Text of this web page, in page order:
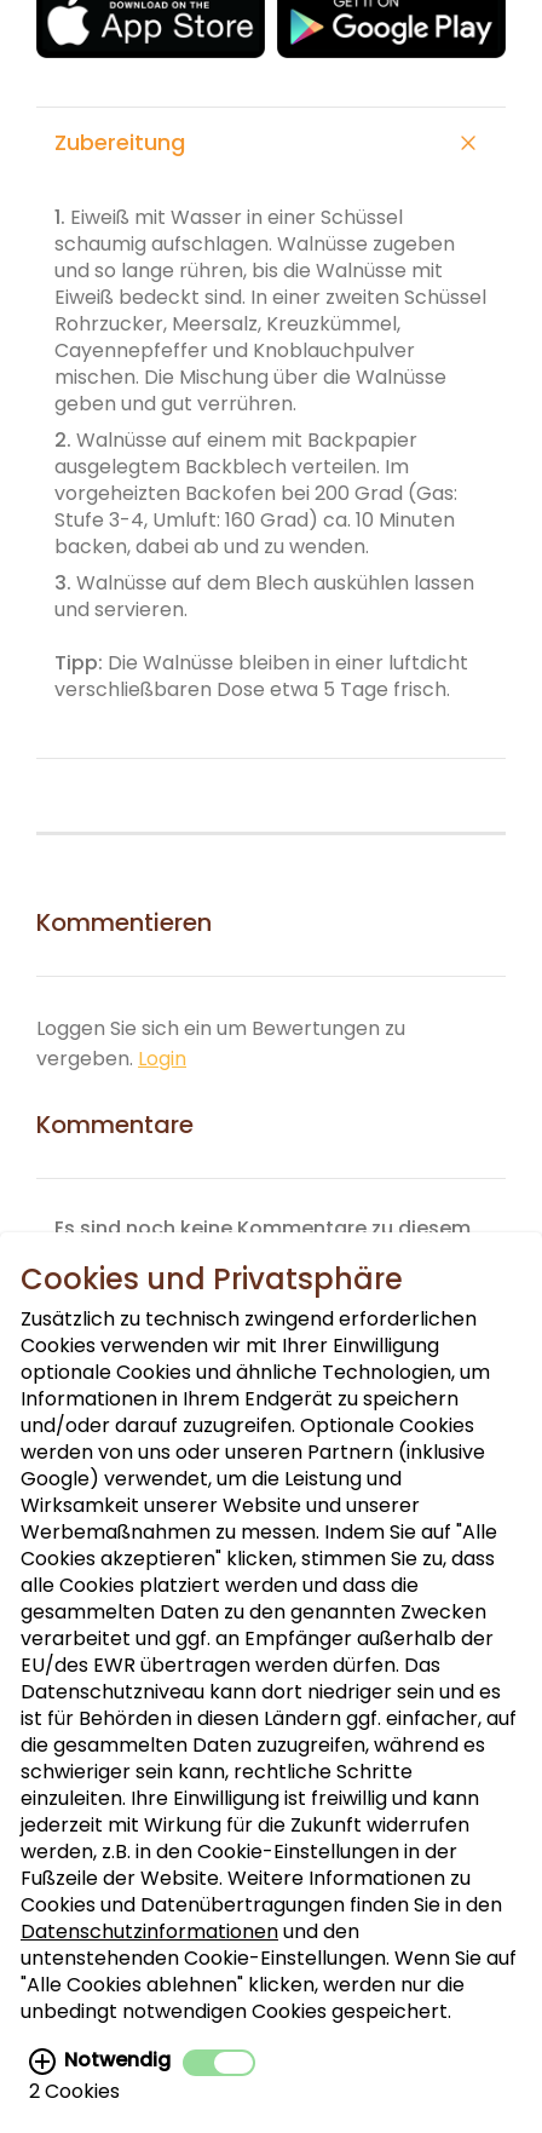
Zubereitung
1. Eiweiß mit Wasser in einer Schüssel
schaumig aufschlagen. Walnüsse zugeben
und so lange rühren, bis die Walnüsse mit
Eiweiß bedeckt sind. In einer zweiten Schüssel
Rohrzucker, Meersalz, Kreuzkümmel,
Cayennepfeffer und Knoblauchpulver
mischen. Die Mischung über die Walnüsse
geben und gut verrühren.
2. Walnüsse auf einem mit Backpapier
ausgelegtem Backblech verteilen. Im
vorgeheizten Backofen bei 200 Grad (Gas:
Stufe 3-4, Umluft: 160 Grad) ca. 10 Minuten
backen, dabei ab und zu wenden.
3. Walnüsse auf dem Blech auskühlen lassen
und servieren.
Tipp: Die Walnüsse bleiben in einer luftdicht
verschließbaren Dose etwa 5 Tage frisch.
Kommentieren
Loggen Sie sich ein um Bewertungen zu
vergeben. Login
Kommentare
Es sind noch keine Kommentare zu diesem
NUSSLETTER ABONNIEREN
MEIN KOCHBUCH
Cookies und Privatsphäre
Zusätzlich zu technisch zwingend erforderlichen
Cookies verwenden wir mit Ihrer Einwilligung
optionale Cookies und ähnliche Technologien, um
Informationen in Ihrem Endgerät zu speichern
und/oder darauf zuzugreifen. Optionale Cookies
werden von uns oder unseren Partnern (inklusive
Google) verwendet, um die Leistung und
Wirksamkeit unserer Website und unserer
Werbemaßnahmen zu messen. Indem Sie auf "Alle
Cookies akzeptieren" klicken, stimmen Sie zu, dass
alle Cookies platziert werden und dass die
gesammelten Daten zu den genannten Zwecken
verarbeitet und ggf. an Empfänger außerhalb der
EU/des EWR übertragen werden dürfen. Das
Datenschutzniveau kann dort niedriger sein und es
ist für Behörden in diesen Ländern ggf. einfacher, auf
die gesammelten Daten zuzugreifen, während es
schwieriger sein kann, rechtliche Schritte
einzuleiten. Ihre Einwilligung ist freiwillig und kann
jederzeit mit Wirkung für die Zukunft widerrufen
werden, z.B. in den Cookie-Einstellungen in der
Fußzeile der Website. Weitere Informationen zu
Cookies und Datenübertragungen finden Sie in den
Datenschutzinformationenund den
untenstehenden Cookie-Einstellungen. Wenn Sie auf
"Alle Cookies ablehnen" klicken, werden nur die
unbedingt notwendigen Cookies gespeichert.
Notwendig
2 Cookies